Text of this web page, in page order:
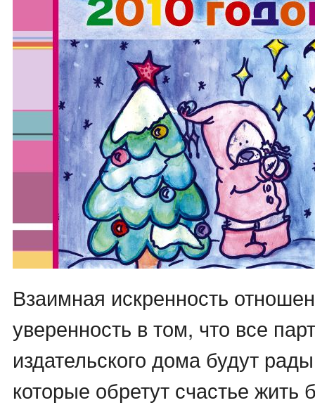
Взаимная искренность
уверенность в том, что все
издательского дома будут
которые обретут счастье жить